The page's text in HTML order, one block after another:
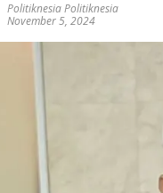
Politiknesia Politiknesia
November 5, 2024